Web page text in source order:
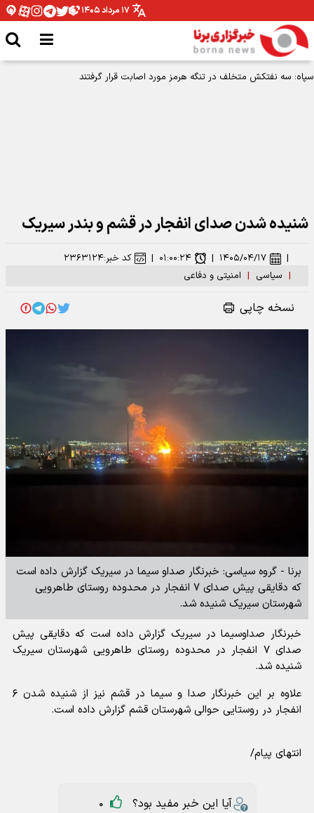
۱۷ مرداد ۱۴۰۵
شنیده شدن صدای انفجار در قشم و بندر سیریک
| سیاسی | امنیتی و دفاعی
| ۱۴۰۵/۰۴/۱۷ | ۰۱:۰۰:۲۴ | کد خبر:۲۳۶۳۱۲۴
نسخه چاپی
برنا - گروه سیاسی: خبرنگار صداو سیما در سیریک گزارش داده است
که دقایقی پیش صدای ۷ انفجار در محدوده روستای طاهرویی
شهرستان سیریک شنیده شد.
خبرنگار صداوسیما در سیریک گزارش داده است که دقایقی پیش
صدای ۷ انفجار در محدوده روستای طاهرویی شهرستان سیریک
شنیده شد.
علاوه بر این خبرنگار صدا و سیما در قشم نیز از شنیده شدن ۶
انفجار در روستایی حوالی شهرستان قشم گزارش داده است.
انتهای پیام/
آیا این خبر مفید بود؟ 0